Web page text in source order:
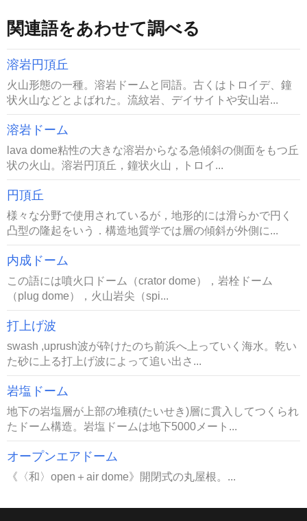
関連語をあわせて調べる
溶岩円頂丘
火山形態の一種。溶岩ドームと同語。古くはトロイデ、鐘
状火山などとよばれた。流紋岩、デイサイトや安山岩...
溶岩ドーム
lava dome粘性の大きな溶岩からなる急傾斜の側面をもつ丘
状の火山。溶岩円頂丘，鐘状火山，トロイ...
円頂丘
様々な分野で使用されているが，地形的には滑らかで円く
凸型の隆起をいう．構造地質学では層の傾斜が外側に...
内成ドーム
この語には噴火口ドーム（crator dome），岩栓ドーム
（plug dome），火山岩尖（spi...
打上げ波
swash ,uprush波が砕けたのち前浜へ上っていく海水。乾い
た砂に上る打上げ波によって追い出さ...
岩塩ドーム
地下の岩塩層が上部の堆積(たいせき)層に貫入してつくられ
たドーム構造。岩塩ドームは地下5000メート...
オープンエアドーム
《〈和〉open＋air dome》開閉式の丸屋根。...